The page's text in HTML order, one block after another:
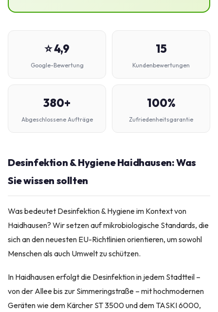
⭐ 4,9
Google-Bewertung
15
Kundenbewertungen
380+
Abgeschlossene Aufträge
100%
Zufriedenheitsgarantie
Desinfektion & Hygiene Haidhausen: Was
Sie wissen sollten
Was bedeutet Desinfektion & Hygiene im Kontext von
Haidhausen? Wir setzen auf mikrobiologische Standards, die
sich an den neuesten EU-Richtlinien orientieren, um sowohl
Menschen als auch Umwelt zu schützen.
In Haidhausen erfolgt die Desinfektion in jedem Stadtteil –
von der Allee bis zur Simmeringstraße – mit hochmodernen
Geräten wie dem Kärcher ST 3500 und dem TASKI 6000,